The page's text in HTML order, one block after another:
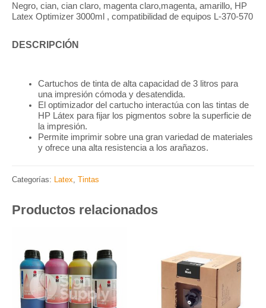
Negro, cian, cian claro, magenta claro,magenta, amarillo, HP
Latex Optimizer 3000ml , compatibilidad de equipos L-370-570
DESCRIPCIÓN
Cartuchos de tinta de alta capacidad de 3 litros para
una impresión cómoda y desatendida.
El optimizador del cartucho interactúa con las tintas de
HP Látex para fijar los pigmentos sobre la superficie de
la impresión.
Permite imprimir sobre una gran variedad de materiales
y ofrece una alta resistencia a los arañazos.
Categorías: Latex Tintas
Productos relacionados